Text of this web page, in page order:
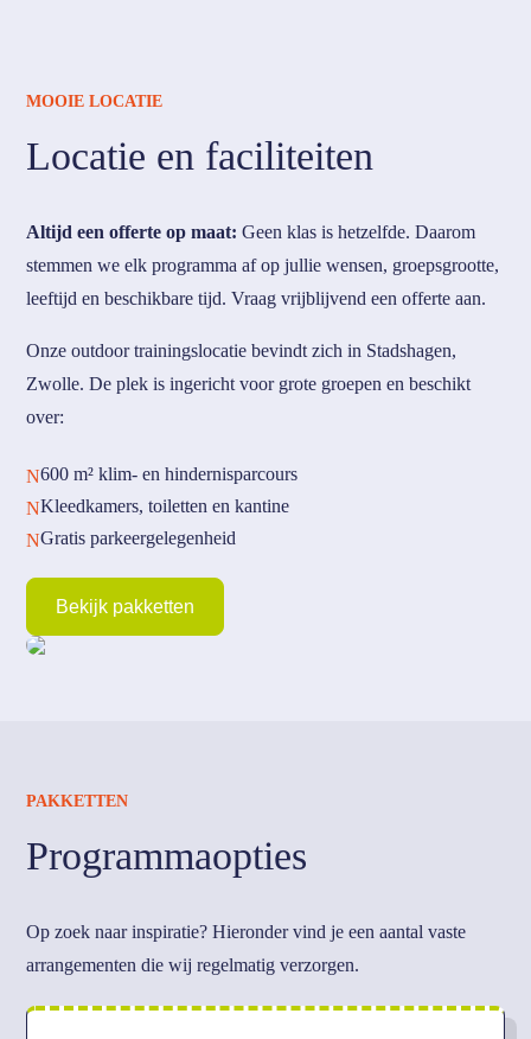
MOOIE LOCATIE
Locatie en faciliteiten
Altijd een offerte op maat:Geen klas is hetzelfde. Daarom
stemmen we elk programma af op jullie wensen, groepsgrootte,
leeftijd en beschikbare tijd. Vraag vrijblijvend een offerte aan.
Onze outdoor trainingslocatie bevindt zich in Stadshagen,
Zwolle. De plek is ingericht voor grote groepen en beschikt
over:
N600 m² klim- en hindernisparcours
NKleedkamers, toiletten en kantine
NGratis parkeergelegenheid
Bekijk pakketten
PAKKETTEN
Programmaopties
Op zoek naar inspiratie? Hieronder vind je een aantal vaste
arrangementen die wij regelmatig verzorgen.